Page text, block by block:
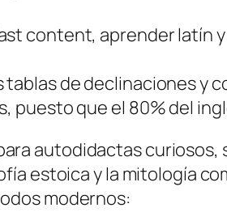
content, aprender latín
tablas de declinaciones y
puesto que el 80% del
autodidactas
estoica y la mitología
modernos: